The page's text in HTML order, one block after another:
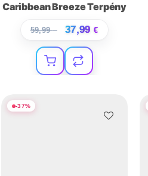
Caribbean Breeze Terpény
59,99€ 37,99 €
-37%